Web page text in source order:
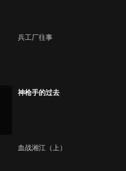
兵工厂往事
神枪手的过去
血战湘江（上）